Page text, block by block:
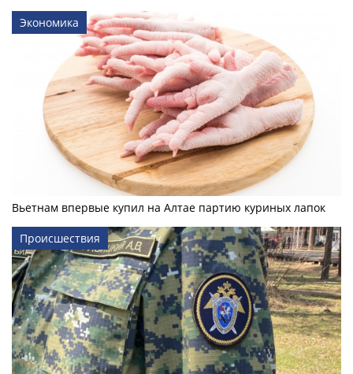
Экономика
Вьетнам впервые купил на Алтае партию куриных лапок
Происшествия